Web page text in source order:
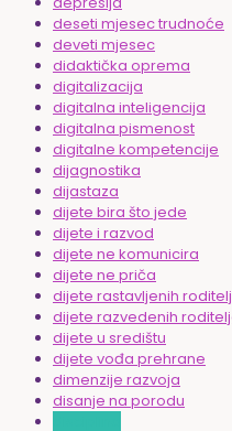
deseti mjesec trudnoće
deveti mjesec
didaktička oprema
digitalizacija
digitalna inteligencija
digitalna pismenost
digitalne kompetencije
dijagnostika
dijastaza
dijete bira što jede
dijete i razvod
dijete ne komunicira
dijete ne priča
dijete rastavljenih
dijete razvedenih
dijete u središtu
dijete vođa prehrane
dimenzije razvoja
disanje na porodu